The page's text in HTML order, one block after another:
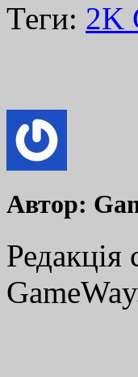
Теги: 2K
Автор:
Редакція